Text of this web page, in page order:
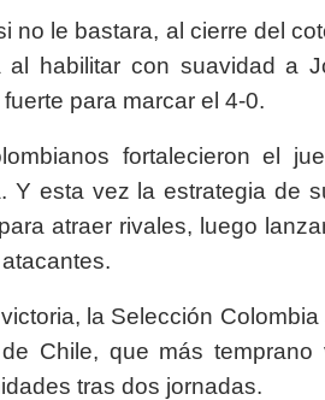
no le bastara, al cierre del
al habilitar con suavidad a
para marcar el 4-0.
fortalecieron el
Y esta vez la estrategia de
atraer rivales, luego
la Selección
Chile, que más
tras dos jornadas.